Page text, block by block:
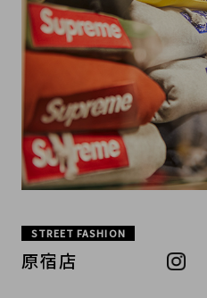
STREET FASHION
原宿店